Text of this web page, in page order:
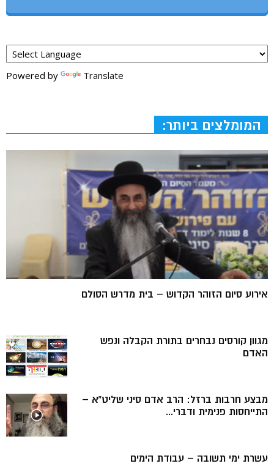
Powered by Translate
המומלצים ביותר:
אירוע סיום הזוהר הקדוש – בית מדרש הסולם
מגוון קורסים נבחרים בתורת הקבלה ונפש
האדם
מבצע חרבות ברזל: הרב אדם סיני שליט”א –
התייחסות פנימית ודברי...
עשרת ימי תשובה – עבודת הימים